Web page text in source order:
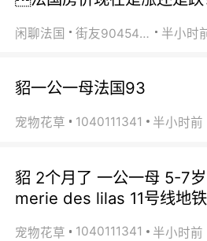
闲聊法国 街友90454511 半小时
貂一公一母法国93
宠物花草 1040111341 半小时前
貂 2个月了 一公一母 5-7
merie des lilas 11号线地
宠物花草 1040111341 半小时前